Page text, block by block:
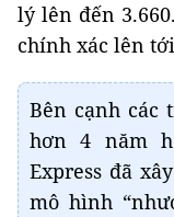
lý lên đến
chính xác lên
Bên cạnh các
hơn 4 năm
Express đã
mô hình